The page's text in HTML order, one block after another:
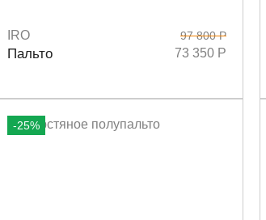
Размеры
IRO
Пальто
97 800 Р
73 350 Р
-25%